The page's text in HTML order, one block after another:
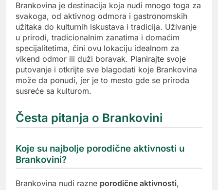
Brankovina je destinacija koja nudi mnogo toga za
svakoga, od aktivnog odmora i gastronomskih
užitaka do kulturnih iskustava i tradicija. Uživanje
u prirodi, tradicionalnim zanatima i domaćim
specijalitetima, čini ovu lokaciju idealnom za
vikend odmor ili duži boravak. Planirajte svoje
putovanje i otkrijte sve blagodati koje Brankovina
može da ponudi, jer je to mesto gde se priroda
susreće sa kulturom.
Česta pitanja o Brankovini
Koje su najbolje porodične aktivnosti u
Brankovini?
Brankovina nudi razne porodične aktivnosti,